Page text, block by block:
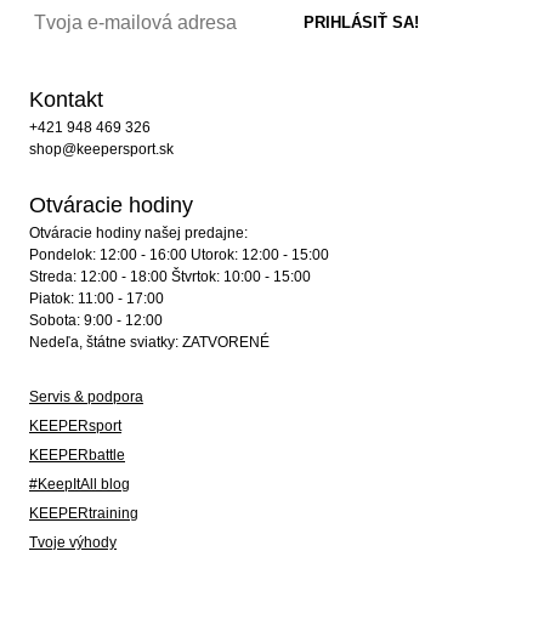
Kontakt
+421 948 469 326
shop@keepersport.sk
Otváracie hodiny
Otváracie hodiny našej predajne:
Pondelok: 12:00 - 16:00 Utorok: 12:00 - 15:00
Streda: 12:00 - 18:00 Štvrtok: 10:00 - 15:00
Piatok: 11:00 - 17:00
Sobota: 9:00 - 12:00
Nedeľa, štátne sviatky: ZATVORENÉ
Servis & podpora
KEEPERsport
KEEPERbattle
#KeepItAll blog
KEEPERtraining
Tvoje výhody